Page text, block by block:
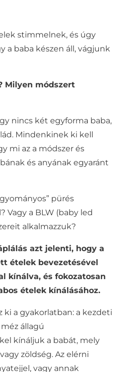
stimmelnek, és úgy
a baba készen áll, vágjunk
Milyen módszert
nincs két egyforma baba,
Mindenkinek ki kell
mi az a módszer és
és anyának egyaránt
pürés
Vagy a BLW (baby led
alkalmazzuk?
azt jelenti, hogy a
ételek bevezetésével
kínálva, és fokozatosan
ételek kínálásához.
ki a gyakorlatban: a kezdeti
állagú
kínáljuk a babát, mely
zöldség. Az elérni
vagy annak